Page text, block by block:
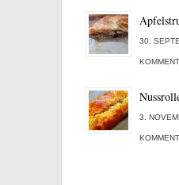
30.
3.